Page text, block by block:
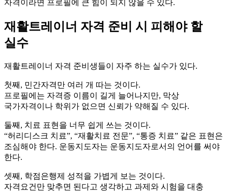
자격이라면 프로필에 큰 힘이 되지 않을 수 있다.
재활트레이너 자격 준비 시 피해야 할
실수
재활트레이너 자격 준비생들이 자주 하는 실수가 있다.
첫째, 민간자격만 여러 개 따는 것이다.
프로필에는 자격증 이름이 길게 늘어나지만, 막상
국가자격이나 학위가 없으면 신뢰가 약해질 수 있다.
둘째, 치료 표현을 너무 쉽게 쓰는 것이다.
“허리디스크 치료”, “재활치료 전문”, “통증 치료” 같은 표현은
조심해야 한다. 운동지도자는 운동지도자로서의 언어를 써야
한다.
셋째, 학점은행제 성적을 가볍게 보는 것이다.
자격요건만 맞추면 된다고 생각하고 과제와 시험을 대충